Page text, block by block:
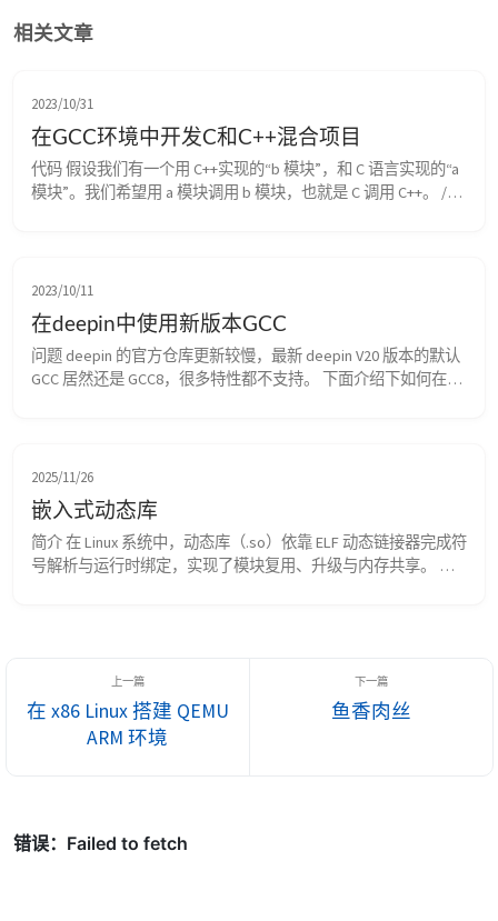
相关文章
2023/10/31
在GCC环境中开发C和C++混合项目
代码 假设我们有一个用 C++实现的“b 模块”，和 C 语言实现的“a
模块”。我们希望用 a 模块调用 b 模块，也就是 C 调用 C++。 //
2023/10/11
在deepin中使用新版本GCC
问题 deepin 的官方仓库更新较慢，最新 deepin V20 版本的默认
GCC 居然还是 GCC8，很多特性都不支持。 下面介绍下如何在不
2025/11/26
嵌入式动态库
简介 在 Linux 系统中，动态库（.so）依靠 ELF 动态链接器完成符
号解析与运行时绑定，实现了模块复用、升级与内存共享。 而
口、跳转表（functio...
在 x86 Linux 搭建 QEMU
ARM 环境
鱼香肉丝